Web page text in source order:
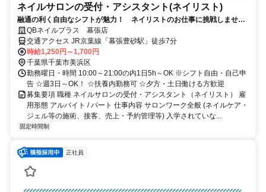
ネイルサロンの受付・アシスタント(ネイリスト)
融通の利く自由なシフトが魅力！ ネイリストのお仕事に挑戦しません
か？ 幕張豊砂駅からスグの好立地
QBネイルプラス 幕張店
交通アクセス JR京葉線「幕張豊砂駅」徒歩7分
時給1,250円～1,700円
千葉県千葉市美浜区
勤務曜日・時間 10:00～21:00の内1日5h～OK ※シフト自由・自己申
告 ☆週3日～OK！ ☆扶養内勤務可 ☆夕方・土日働ける方歓迎
募集要項 職種 ネイルサロンの受付・アシスタント（ネイリスト） 雇
用形態 アルバイト / パート 仕事内容 サロンワーク全般 (ネイルケア・
ジェル等の施術、接客、売上・予約管理等) 入学されていな...
固定時間制
正社員